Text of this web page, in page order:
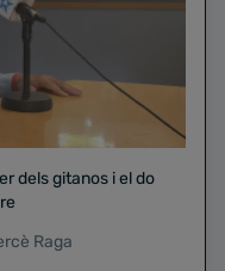
dels gitanos i el do
Raga